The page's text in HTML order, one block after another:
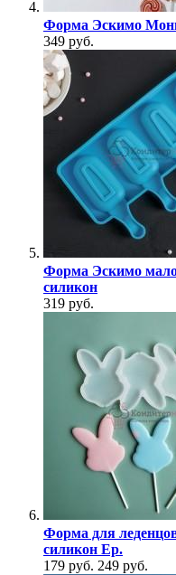
Форма Эскимо
349 руб.
Форма Эскимо
силикон
319 руб.
Форма для
силикон Ер.
179 руб. 249 руб.